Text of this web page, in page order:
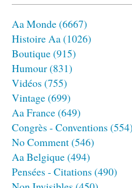
Aa Monde(6667)
Histoire Aa(1026)
Boutique(915)
Humour(831)
Vidéos (755)
Vintage(699)
Aa France(649)
Congrès - Conventions (554)
No Comment(546)
Aa Belgique(494)
Pensées - Citations (490)